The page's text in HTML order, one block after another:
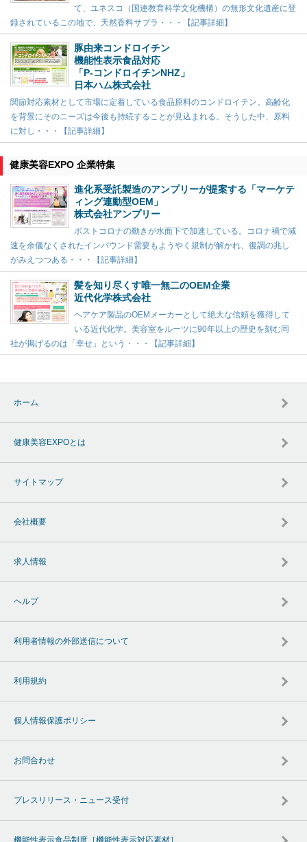
て、ユネスコ（国連教育科学文化機構）の無形文化遺産に登
録されているこの地で、天然香料サプラ・・・【記事詳細】
豚由来コンドロイチン
機能性表示食品対応
「P-コンドロイチンNHZ」
日本ハム株式会社
関節対応素材として市場に定着している食品原料のコンドロイチン。高齢化
を背景にそのニーズは今後も持続することが見込まれる。そうした中、原料
に対し・・・【記事詳細】
健康美容EXPO 企業特集
進化系受託製造のアンプリーが提案する「マーケテ
ィング連動型OEM」
株式会社アンプリー
ポストコロナの動きが水面下で加速している。コロナ禍で減
速を余儀なくされたインバウンド需要もようやく規制が解かれ、復調の兆し
がみえつつある・・・【記事詳細】
髪を知り尽くす唯一無二のOEM企業
近代化学株式会社
ヘアケア製品のOEMメーカーとして絶大な信頼を獲得して
いる近代化学。美容室をルーツに90年以上の歴史を刻む同
社が掲げるのは「幸せ」という・・・【記事詳細】
ホーム
健康美容EXPOとは
サイトマップ
会社概要
求人情報
ヘルプ
利用者情報の外部送信について
利用規約
個人情報保護ポリシー
お問合わせ
プレスリリース・ニュース受付